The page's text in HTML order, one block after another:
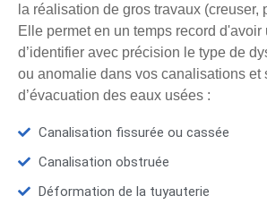
la réalisation de gros travaux
Elle permet en un temps record
d’identifier avec précision le type de
ou anomalie dans vos canalisations et
d’évacuation des eaux usées :
Canalisation fissurée ou cassée
Canalisation obstruée
Déformation de la tuyauterie